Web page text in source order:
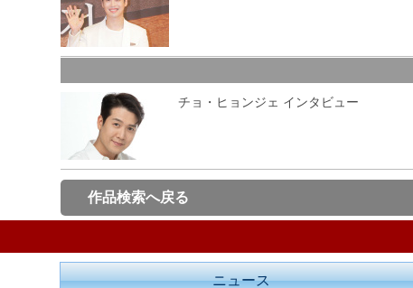
チョ・ヒョンジェ インタビュー
作品検索へ戻る
ニュース